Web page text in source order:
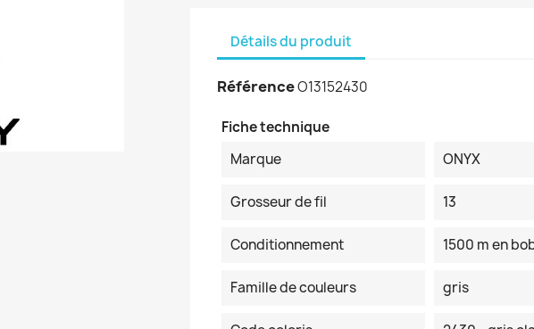
Détails du produit
RéférenceO13152430
Fiche technique
Marque
ONYX
Grosseur de fil 13
Conditionnement 1500 m en
Famille de couleurs gris